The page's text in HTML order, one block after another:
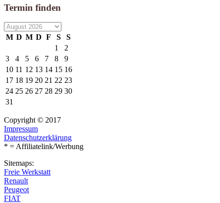
Termin finden
M D M D F S
S
1
2
3
4 5 6 7 8
9
10 11 12 13 14 15 16
17 18 19 20 21 22 23
24 25 26 27 28 29 30
31
Copyright © 2017
Impressum
Datenschutzerklärung
* = Affiliatelink/Werbung
Sitemaps:
Freie Werkstatt
Renault
Peugeot
FIAT